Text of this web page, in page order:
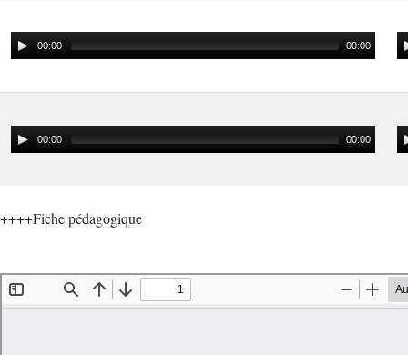
00:00 00:00
00:00 00:00
++++Fiche pédagogique